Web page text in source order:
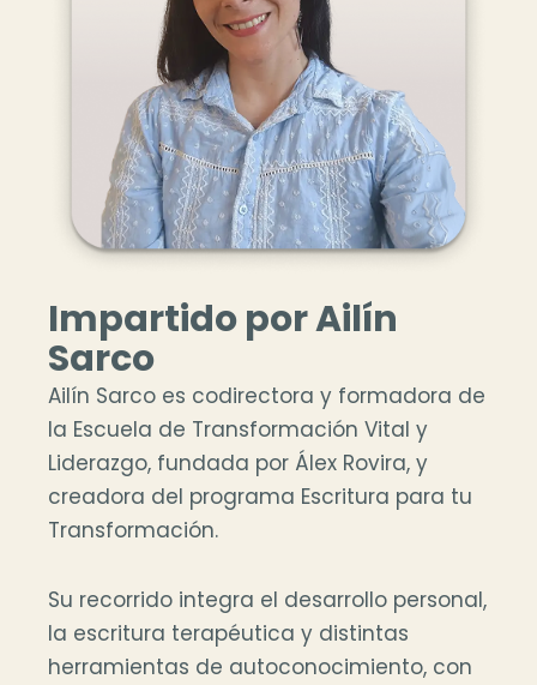
Impartido por Ailín
Sarco
Ailín Sarco es codirectora y formadora de
la Escuela de Transformación Vital y
Liderazgo, fundada por Álex Rovira, y
creadora del programa Escritura para tu
Transformación.
Su recorrido integra el desarrollo personal,
la escritura terapéutica y distintas
herramientas de autoconocimiento, con